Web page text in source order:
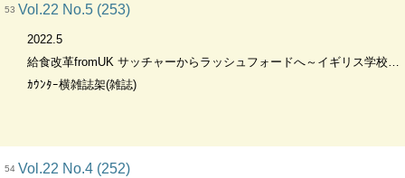
53 Vol.22 No.5 (253)
2022.5
給食改革fromUK サッチャーからラッシュフォードへ～イギリス学校給食の歴史～
ｶｳﾝﾀｰ横雑誌架(雑誌)
54 Vol.22 No.4 (252)